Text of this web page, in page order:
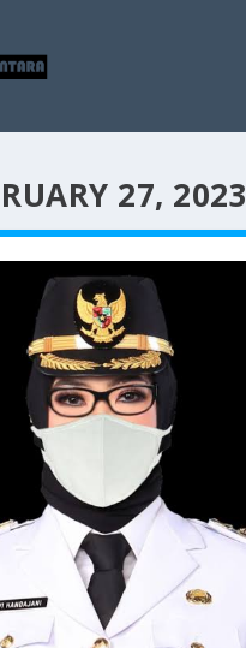
27, 2023